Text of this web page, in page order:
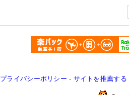
プライバシーポリシー - サイトを推薦する